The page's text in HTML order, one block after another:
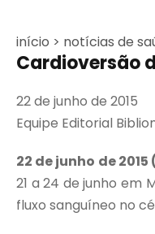
início > notícias de
Cardioversão
22 de junho de 2015
Equipe Editorial
22 de junho de 2015 (
21 a 24 de junho em
fluxo sanguíneo no